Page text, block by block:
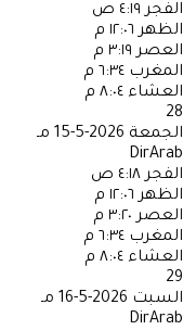
الفجر ٤:١٩ ص
الظهر ١٢:٠٦ م
العصر ٣:١٩ م
المغرب ٦:٣٤ م
العشاء ٨:٠٤ م
28
الجمعة 2026-5-15 مـ
DirArab
الفجر ٤:١٨ ص
الظهر ١٢:٠٦ م
العصر ٣:٢٠ م
المغرب ٦:٣٤ م
العشاء ٨:٠٤ م
29
السبت 2026-5-16 مـ
DirArab